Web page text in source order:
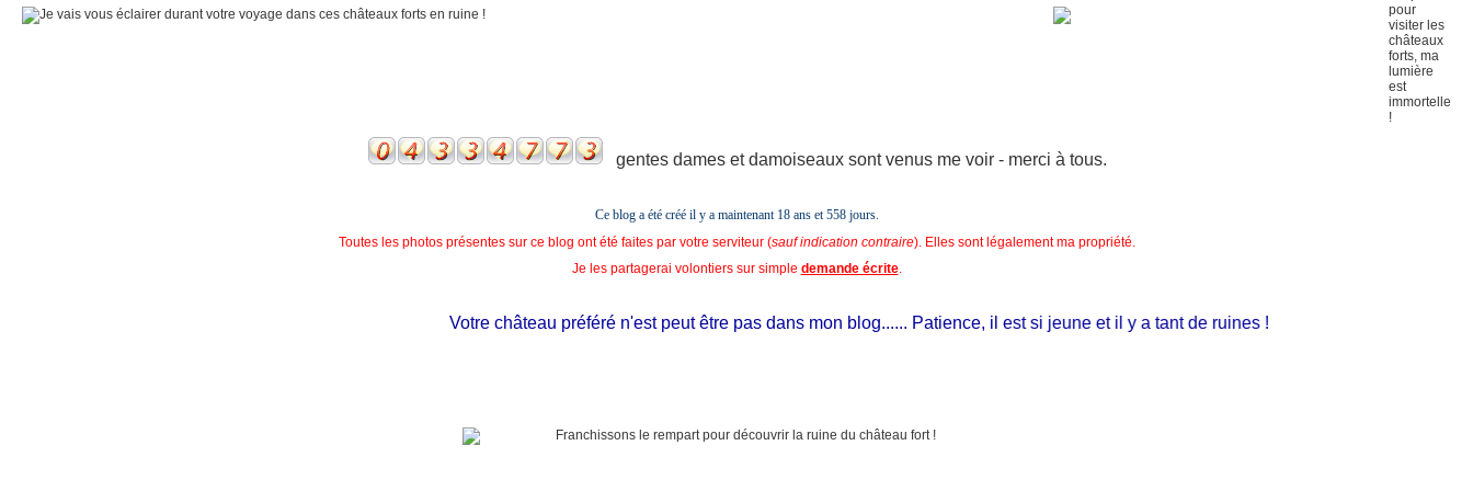
gentes dames et damoiseaux sont venus me voir - merci à tous.
Ce blog a été créé il y a maintenant 18 ans et558 jours.
Toutes les photos présentes sur ce blog ont été faites par votre serviteur (sauf indication contraire). Elles sont légalement ma propriété.
Je les partagerai volontiers sur simple demande écrite.
Votre château préféré n'est peut être pas dans mon blog...... Patience, il est si jeune et il y a tant de ruines !